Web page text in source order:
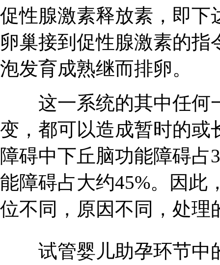
促性腺激素释放素，即下
卵巢接到促性腺激素的
泡发育成熟继而排卵。
这一系统的其中任何
变，都可以造成暂时的或
障碍中下丘脑功能障碍占
能障碍占大约45%。因此
位不同，原因不同，处理
试管婴儿助孕环节中